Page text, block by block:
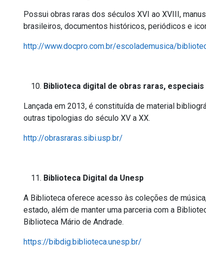
Possui obras raras dos séculos XVI ao XVIII,
brasileiros, documentos históricos, periódicos e
http://www.docpro.com.br/escolademusica/
Biblioteca digital de obras raras,
Lançada em 2013, é constituída de material
outras tipologias do século XV a XX.
http://obrasraras.sibi.usp.br/
Biblioteca Digital da Unesp
A Biblioteca oferece acesso às coleções de
estado, além de manter uma parceria com a
Biblioteca Mário de Andrade.
https://bibdig.biblioteca.unesp.br/